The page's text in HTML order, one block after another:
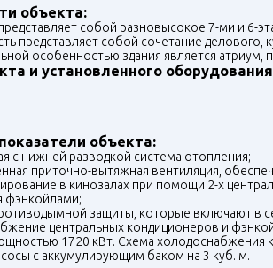
объекта:
собой разновысокое 7-ми и 6-
представляет собой сочетание
особенностью здания является атриум,
и установленного
объекта:
с нижней разводкой система отопления;
приточно-вытяжная вентиляция,
в кинозалах при помощи 2-х
фэнкойлами;
защиты, которые включают в
центральных кондиционеров и
1720 кВт. Схема холодоснабжения
с аккумулирующим баком на 3 куб. м.